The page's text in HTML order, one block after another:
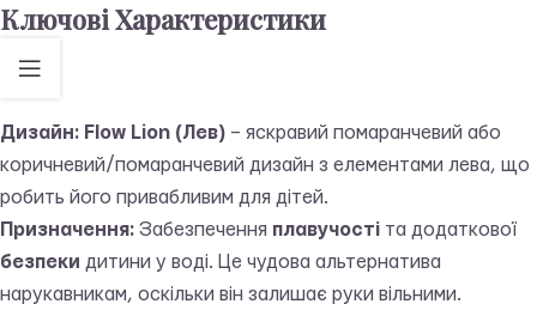
Ключові Характеристики
Дизайн: Flow Lion (Лев) – яскравий помаранчевий або
коричневий/помаранчевий дизайн з елементами лева, що
робить його привабливим для дітей.
Призначення: Забезпечення плавучості та додаткової
безпеки дитини у воді. Це чудова альтернатива
нарукавникам, оскільки він залишає руки вільними.